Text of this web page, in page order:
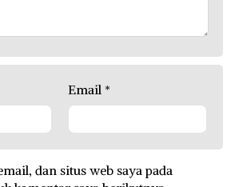
Email *
dan situs web saya pada